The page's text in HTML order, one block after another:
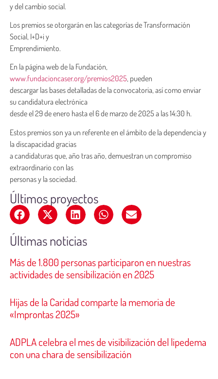
y del cambio social.
Los premios se otorgarán en las categorías de Transformación
Social, I+D+i y
Emprendimiento.
En la página web de la Fundación,
www.fundacioncaser.org/premios2025, pueden
descargar las bases detalladas de la convocatoria, así como enviar
su candidatura electrónica
desde el 29 de enero hasta el 6 de marzo de 2025 a las 14:30 h.
Estos premios son ya un referente en el ámbito de la dependencia y
la discapacidad gracias
a candidaturas que, año tras año, demuestran un compromiso
extraordinario con las
personas y la sociedad.
Últimos proyectos
Últimas noticias
Más de 1.800 personas participaron en nuestras
actividades de sensibilización en 2025
Hijas de la Caridad comparte la memoria de
«Improntas 2025»
ADPLA celebra el mes de visibilización del lipedema
con una chara de sensibilización